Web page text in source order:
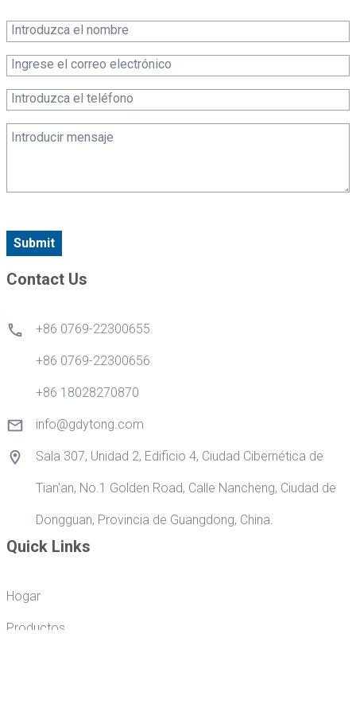
Quick Links
Hogar
Productos
Contact Us
+86 0769-22300655
+86 0769-22300656
+86 18028270870
info@gdytong.com
Sala 307, Unidad 2, Edificio 4, Ciudad Cibernética de
Tian'an, No.1 Golden Road, Calle Nancheng, Ciudad de
Dongguan, Provincia de Guangdong, China.
Submit